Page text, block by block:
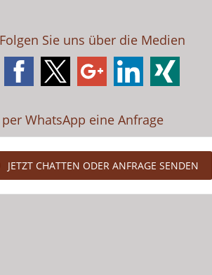
Folgen Sie uns über die Medien
WhatsApp eine Anfrage
JETZT CHATTEN ODER ANFRAGE SENDEN